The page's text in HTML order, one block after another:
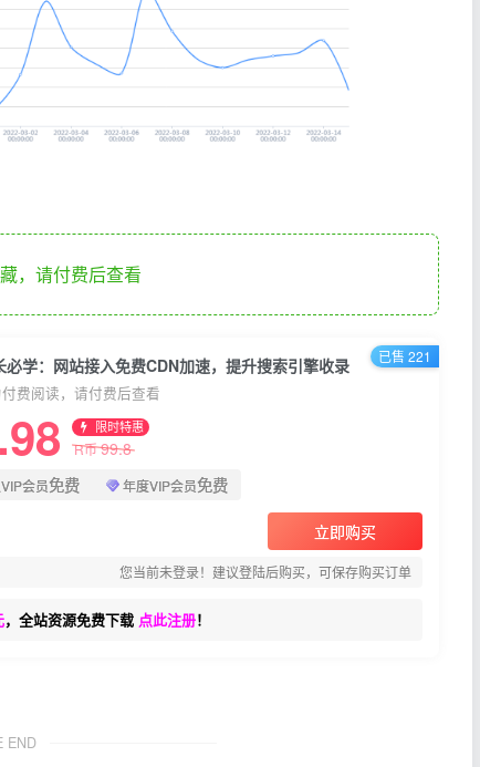
，请付费后查看
必学：网站接入免费CDN加速，提升搜索引擎收录
费阅读，请付费后查看
限时特惠
R币99.8
会员免费 年度VIP会员免费
立即购买
您当前未登录！建议登陆后购买，可保存购买订单
，全站资源免费下载 点此注册！
已售 221
END